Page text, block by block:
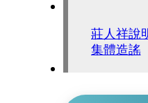
莊人祥說
集體造謠